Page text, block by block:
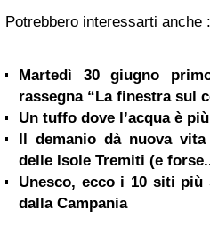
Potrebbero interessarti anche :
Martedì 30 giugno
rassegna “La finestra sul
Un tuffo dove l’acqua è
Il demanio dà nuova
delle Isole Tremiti (e
Unesco, ecco i 10 siti più
dalla Campania